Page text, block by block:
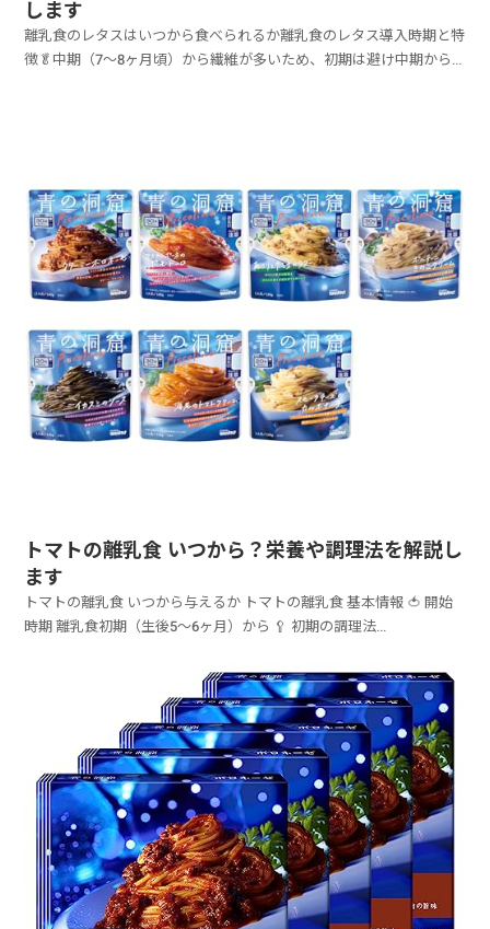
します
離乳食のレタスはいつから食べられるか離乳食のレタス導入時期と特
徴🥬中期（7〜8ヶ月頃）から繊維が多いため、初期は避け中期から
トマトの離乳食 いつから？栄養や調理法を解説し
ます
トマトの離乳食 いつから与えるか トマトの離乳食 基本情報 🍅 開始
時期 離乳食初期（生後5〜6ヶ月）から 🥄 初期の調理法...